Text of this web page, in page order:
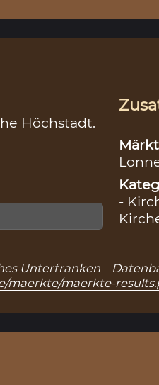
Höchstadt.
-
Unterfranken –
maerkte-